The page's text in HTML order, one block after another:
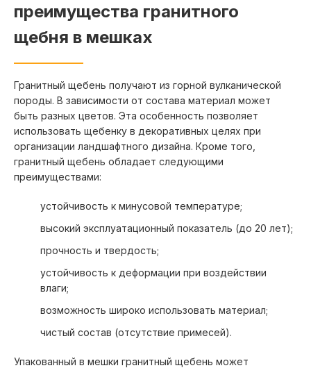
Орехово-Зуево
Павловский Посад
Петушки
Рублево
Серпухов
Солнцево
Солнечногорск
Софрино
Ступино
Сходня
Томилино
Токарево
Троицк
Тучково
Уваровка
Фрязино
Химки
Хотьково
Шаховская
Шереметьево
Щербинка
Электросталь
Электроугли
преимущества гранитного
щебня в мешках
Гранитный щебень получают из горной вулканической
породы. В зависимости от состава материал может
быть разных цветов. Эта особенность позволяет
использовать щебенку в декоративных целях при
организации ландшафтного дизайна. Кроме того,
гранитный щебень обладает следующими
преимуществами:
устойчивость к минусовой температуре;
высокий эксплуатационный показатель (до 20 лет);
прочность и твердость;
устойчивость к деформации при воздействии
влаги;
возможность широко использовать материал;
чистый состав (отсутствие примесей).
Упакованный в мешки гранитный щебень может